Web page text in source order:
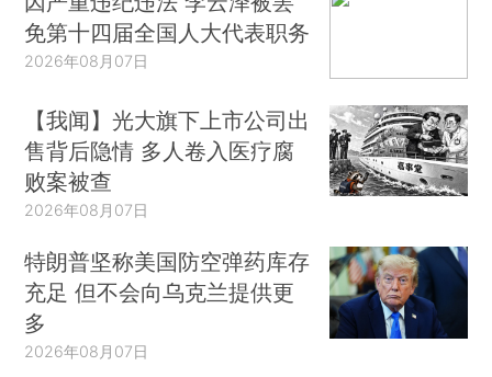
免第十四届全国人大代表职务
2026年08月07日
【我闻】光大旗下上市公司出
售背后隐情 多人卷入医疗腐
败案被查
2026年08月07日
特朗普坚称美国防空弹药库存
充足 但不会向乌克兰提供更
多
2026年08月07日